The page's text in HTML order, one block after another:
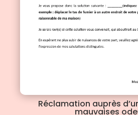
Réclamation auprès
mauvaises